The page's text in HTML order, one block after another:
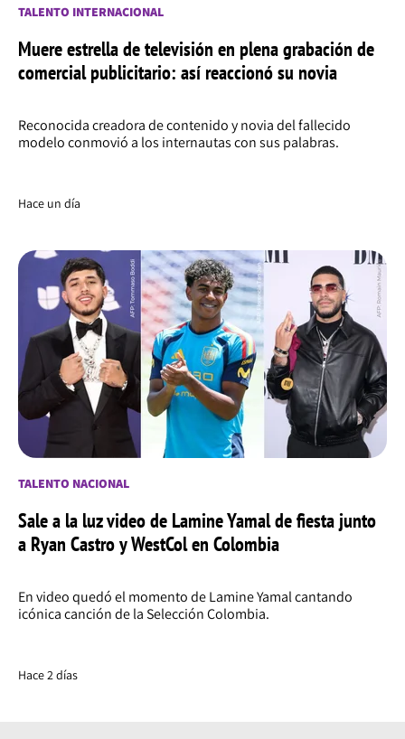
TALENTO INTERNACIONAL
Muere estrella de televisión en plena grabación de
comercial publicitario: así reaccionó su novia
Reconocida creadora de contenido y novia del fallecido
modelo conmovió a los internautas con sus palabras.
Hace un día
TALENTO NACIONAL
Sale a la luz video de Lamine Yamal de fiesta junto
a Ryan Castro y WestCol en Colombia
En video quedó el momento de Lamine Yamal cantando
icónica canción de la Selección Colombia.
Hace 2 días